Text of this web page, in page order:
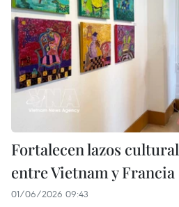
Fortalecen lazos
entre Vietnam y Francia
01/06/2026 09:43